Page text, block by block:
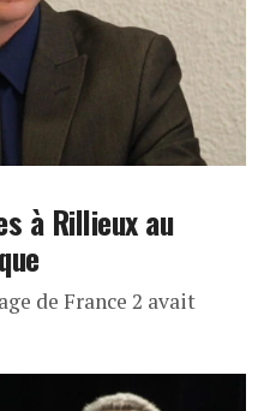
à Rillieux au
de France 2 avait